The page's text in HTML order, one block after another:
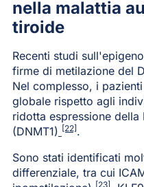
nella malattia
tiroide
Recenti studi
firme di metilazione del
Nel complesso, i
globale rispetto agli
ridotta espressione della
(DNMT1) [22] .
Sono stati identificati
differenziale, tra cui
[23]